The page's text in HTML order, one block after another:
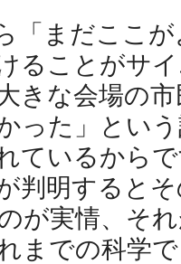
「まだここ
ることがサ
きな会場の
った」とい
ているから
判明すると
が実情、そ
までの科学